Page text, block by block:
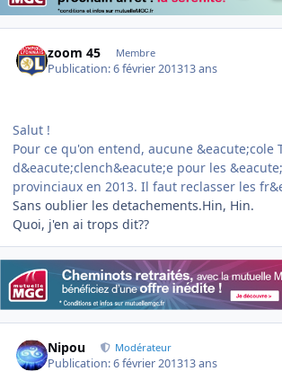
zoom 45 Membre
Publication:6 février 201313 ans
Salut !
Pour ce qu'on entend, aucune &eacute;cole
d&eacute;clench&eacute;e pour les
provinciaux en 2013. Il faut reclasser les
Sans oublier les detachements.Hin, Hin.
Quoi, j'en ai trops dit??
Nipou Modérateur
Publication:6 février 201313 ans